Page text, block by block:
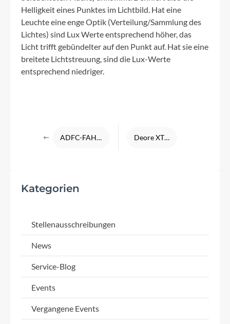
Helligkeit eines Punktes im Lichtbild. Hat eine
Leuchte eine enge Optik (Verteilung/Sammlung des
Lichtes) sind Lux Werte entsprechend höher, das
Licht trifft gebündelter auf den Punkt auf. Hat sie eine
breitete Lichtstreuung, sind die Lux-Werte
entsprechend niedriger.
ADFC-FAHRRADKLIMA-TEST 2018 Deore XT 12-fach Schaltung
Kategorien
Stellenausschreibungen
News
Service-Blog
Events
Vergangene Events